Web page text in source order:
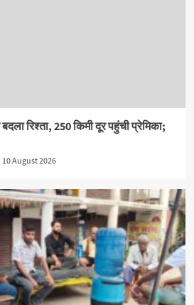
रिश्ता, 250 किमी दूर पहुंची प्रेमिका;
10 August 2026